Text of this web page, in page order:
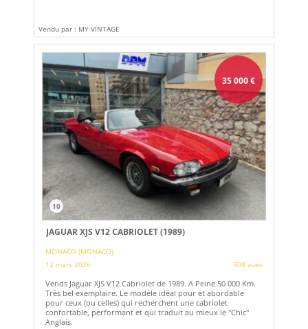
Vendu par : MY VINTAGE
35 000€
10
JAGUAR XJS V12 CABRIOLET (1989)
MONACO (MONACO)
12 mars 2026
308 vues
Vends Jaguar XJS V12 Cabriolet de 1989. A Peine 50 000 Km.
Très bel exemplaire. Le modèle idéal pour et abordable
pour ceux (ou celles) qui recherchent une cabriolet
confortable, performant et qui traduit au mieux le "Chic"
Anglais.